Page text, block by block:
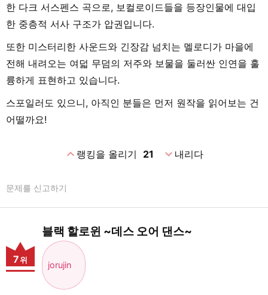
한 다크 서스펜스 곡으로, 보컬로이드들을 등장인물에 대입
한 중층적 서사 구조가 압권입니다.
또한 미스터리한 사운드와 긴장감 넘치는 멜로디가 마을에
전해 내려오는 여덟 무덤의 저주와 보물을 둘러싼 인연을 훌
륭하게 표현하고 있습니다.
스포일러도 있으니, 아직인 분들은 먼저 원작을 읽어보는 건
어떨까요!
expand_less랭킹을 올리기 21 expand_more내리다
문제를 신고하기
블랙 할로윈 ~데스 오어 댄스~
jorujin
7위